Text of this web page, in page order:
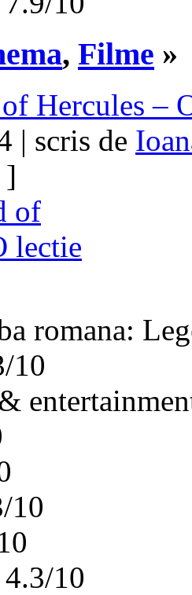
, Filme »
Hercules –
| scris de
]
romana:
10
10
10